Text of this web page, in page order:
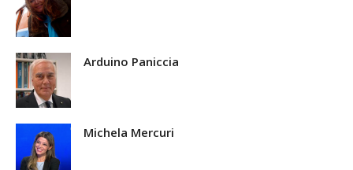
Arduino Paniccia
Michela Mercuri